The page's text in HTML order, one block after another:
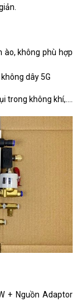
không phù hợp
dây 5G
trong không khí,....
+ Nguồn Adaptor